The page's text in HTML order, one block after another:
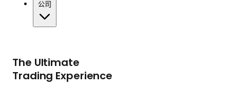
公司
The Ultimate
Trading Experience